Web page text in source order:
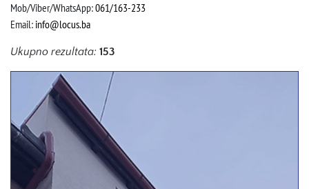
Mob/Viber/WhatsApp:061/163-233
Email: info@locus.ba
Ukupno rezultata: 153